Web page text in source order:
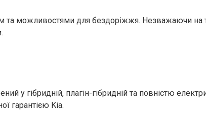
можливостями для бездоріжжя. Незважаючи на
у гібридній, плагін-гібридній та повністю
гарантією Kia.